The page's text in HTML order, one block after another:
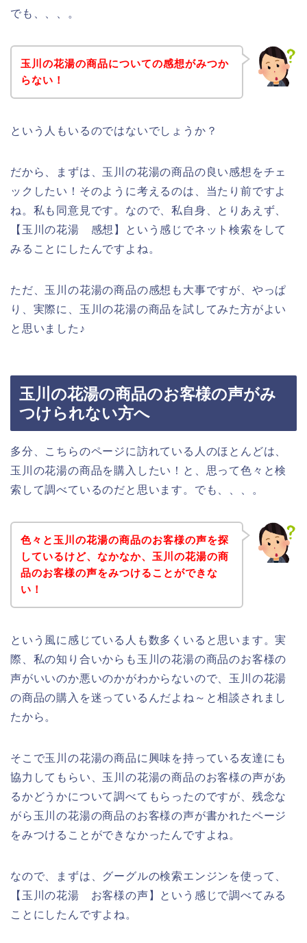
でも、、、。
玉川の花湯の商品についての感想がみつか
らない！
という人もいるのではないでしょうか？
だから、まずは、玉川の花湯の商品の良い感想をチェ
ックしたい！そのように考えるのは、当たり前ですよ
ね。私も同意見です。なので、私自身、とりあえず、
【玉川の花湯 感想】という感じでネット検索をして
みることにしたんですよね。
ただ、玉川の花湯の商品の感想も大事ですが、やっぱ
り、実際に、玉川の花湯の商品を試してみた方がよい
と思いました♪
玉川の花湯の商品のお客様の声がみ
つけられない方へ
多分、こちらのページに訪れている人のほとんどは、
玉川の花湯の商品を購入したい！と、思って色々と検
索して調べているのだと思います。でも、、、。
色々と玉川の花湯の商品のお客様の声を探
しているけど、なかなか、玉川の花湯の商
品のお客様の声をみつけることができな
い！
という風に感じている人も数多くいると思います。実
際、私の知り合いからも玉川の花湯の商品のお客様の
声がいいのか悪いのかがわからないので、玉川の花湯
の商品の購入を迷っているんだよね～と相談されまし
たから。
そこで玉川の花湯の商品に興味を持っている友達にも
協力してもらい、玉川の花湯の商品のお客様の声があ
るかどうかについて調べてもらったのですが、残念な
がら玉川の花湯の商品のお客様の声が書かれたページ
をみつけることができなかったんですよね。
なので、まずは、グーグルの検索エンジンを使って、
【玉川の花湯 お客様の声】という感じで調べてみる
ことにしたんですよね。